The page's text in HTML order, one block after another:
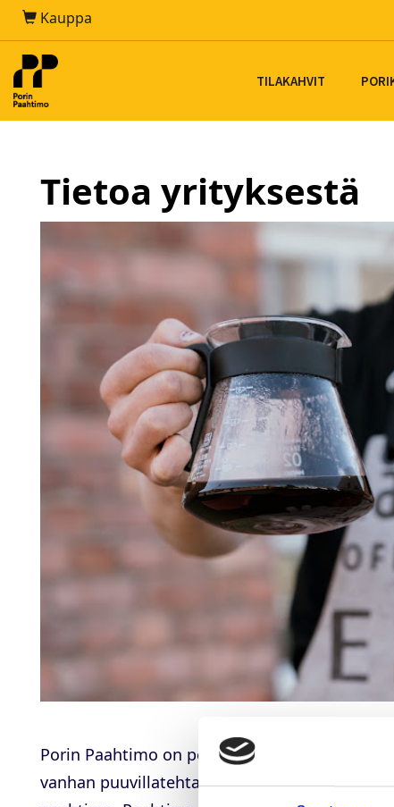
Kauppa
TILAKAHVIT
Tietoa yrityksestä
Porin Paahtimo on perustettu vuonna 2005
vanhan puuvillatehtaan viihtyisällä